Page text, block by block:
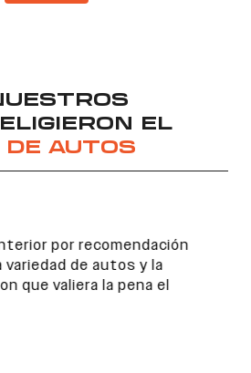
EL
AUTOS
por recomendación
variedad de autos y la
que valiera la pena el